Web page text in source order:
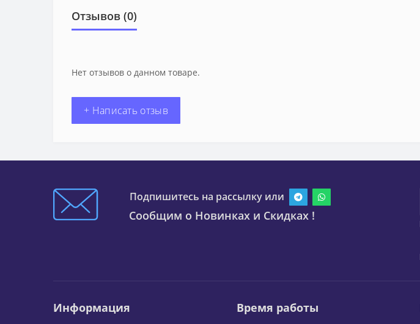
Отзывов (0)
Нет отзывов о данном товаре.
+ Написать отзыв
Подпишитесь на рассылку или
Сообщим о Новинках и Скидках !
Информация Время работы